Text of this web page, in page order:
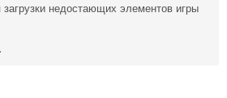
загрузки недостающих элементов игры